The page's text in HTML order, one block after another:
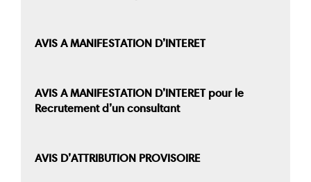
AVIS A MANIFESTATION D’INTERET
AVIS A MANIFESTATION D’INTERET pour le
Recrutement d’un consultant
AVIS D’ATTRIBUTION PROVISOIRE